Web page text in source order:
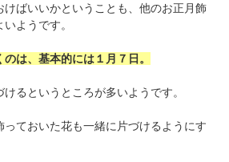
けばいいかということも、他のお正月飾
ようです。
は、基本的には１月７日。
るというところが多いようです。
っておいた花も一緒に片づけるようにす